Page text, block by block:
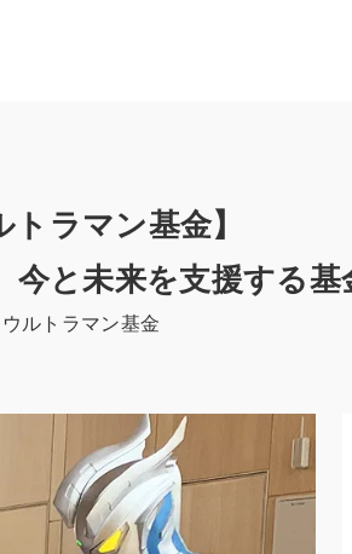
トラマン基金】
今と未来を支援する基
ウルトラマン基金